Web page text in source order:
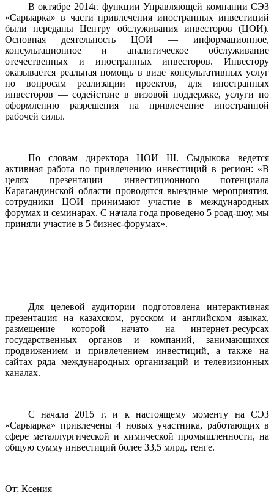
В октябре 2014г. функции Управляющей компании СЭЗ
«Сарыарка» в части привлечения иностранных инвестиций
были переданы Центру обслуживания инвесторов (ЦОИ).
Основная деятельность ЦОИ — информационное,
консультационное и аналитическое обслуживание
отечественных и иностранных инвесторов. Инвестору
оказывается реальная помощь в виде консультативных услуг
по вопросам реализации проектов, для иностранных
инвесторов — содействие в визовой поддержке, услуги по
оформлению разрешения на привлечение иностранной
рабочей силы.
По словам директора ЦОИ Ш. Сыдыкова ведется
активная работа по привлечению инвестиций в регион: «В
целях презентации инвестиционного потенциала
Карагандинской области проводятся выездные мероприятия,
сотрудники ЦОИ принимают участие в международных
форумах и семинарах. С начала года проведено 5 роад-шоу, мы
приняли участие в 5 бизнес-форумах».
Для целевой аудитории подготовлена интерактивная
презентация на казахском, русском и английском языках,
размещение которой начато на интернет-ресурсах
государственных органов и компаний, занимающихся
продвижением и привлечением инвестиций, а также на
сайтах ряда международных организаций и телевизионных
каналах.
С начала 2015 г. и к настоящему моменту на СЭЗ
«Сарыарка» привлечены 4 новых участника, работающих в
сфере металлургической и химической промышленности, на
общую сумму инвестиций более 33,5 млрд. тенге.
От: Ксения